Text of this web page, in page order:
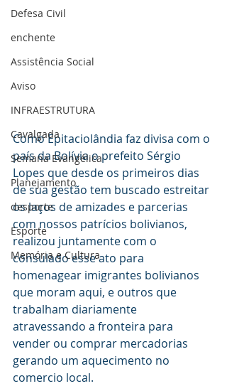
Defesa Civil
enchente
Assistência Social
Aviso
INFRAESTRUTURA
Cavalgada
Semana Evangélica
Planejamento
desporte
Esporte
Memória e Cultura
Como Epitaciolândia faz divisa com o
país da Bolívia o prefeito Sérgio
Lopes que desde os primeiros dias
de sua gestão tem buscado estreitar
os laços de amizades e parcerias
com nossos patrícios bolivianos,
realizou juntamente com o
consulado esse ato para
homenagear imigrantes bolivianos
que moram aqui, e outros que
trabalham diariamente
atravessando a fronteira para
vender ou comprar mercadorias
gerando um aquecimento no
comercio local.